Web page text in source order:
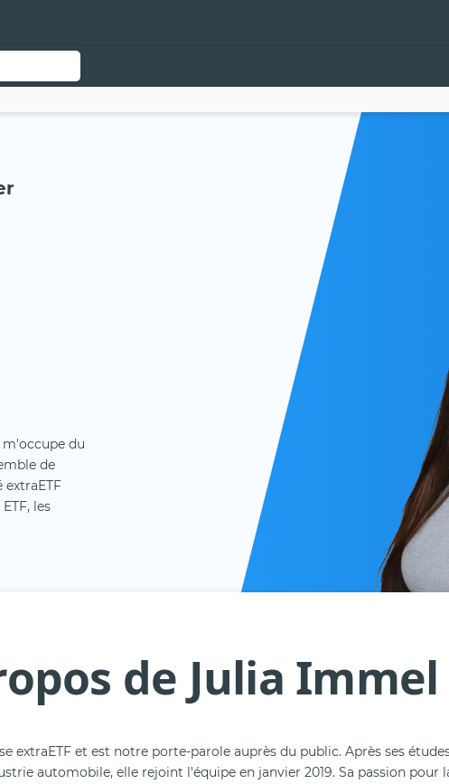
m'occupe du
de
les
de Julia Immel
et est notre porte-parole auprès du public. Après ses
automobile, elle rejoint l'équipe en janvier 2019. Sa passion